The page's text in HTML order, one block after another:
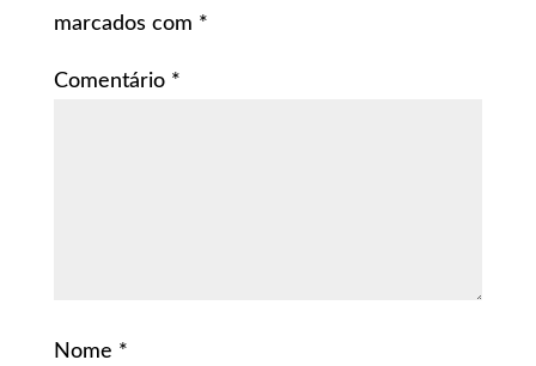
marcados com *
Comentário *
Nome *